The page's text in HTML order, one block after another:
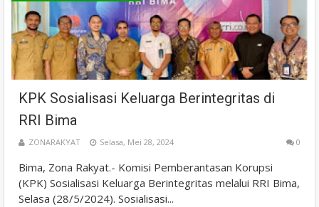
KPK Sosialisasi Keluarga Berintegritas di
RRI Bima
ZONARAKYAT Selasa, Mei 28, 2024 0
Bima, Zona Rakyat.- Komisi Pemberantasan Korupsi
(KPK) Sosialisasi Keluarga Berintegritas melalui RRI Bima,
Selasa (28/5/2024). Sosialisasi...